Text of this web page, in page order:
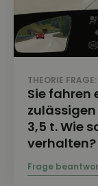
THEORIE
Sie fahren
3,5 t. Wie
verhalten?